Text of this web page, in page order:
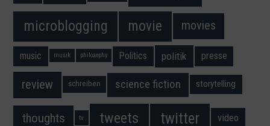
microblogging movie movies
music musik philosophy Politics politik presse
review schreiben science fiction storytelling
thoughts tv tweets twitter video